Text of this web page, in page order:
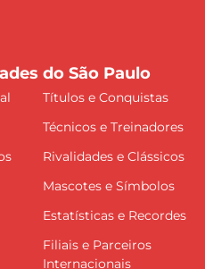
do São Paulo
Títulos e Conquistas
Técnicos e Treinadores
Rivalidades e Clássicos
Mascotes e Símbolos
Estatísticas e Recordes
Filiais e Parceiros
Internacionais